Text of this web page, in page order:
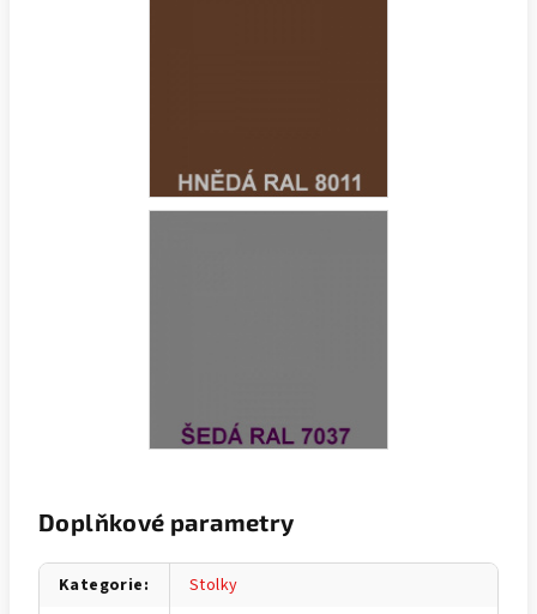
Doplňkové parametry
Kategorie: Stolky